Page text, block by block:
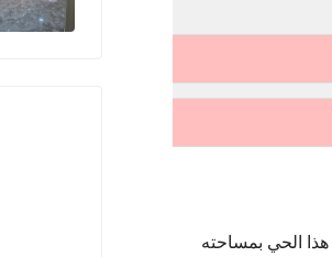
هذا الحي بمساحته